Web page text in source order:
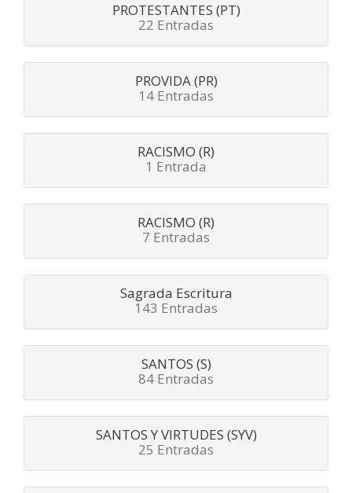
PROTESTANTES (PT)
22 Entradas
PROVIDA (PR)
14 Entradas
RACISMO (R)
1 Entrada
RACISMO (R)
7 Entradas
Sagrada Escritura
143 Entradas
SANTOS (S)
84 Entradas
SANTOS Y VIRTUDES (SYV)
25 Entradas